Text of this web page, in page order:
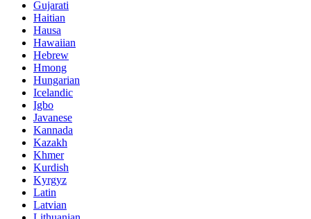
Gujarati
Haitian
Hausa
Hawaiian
Hebrew
Hmong
Hungarian
Icelandic
Igbo
Javanese
Kannada
Kazakh
Khmer
Kurdish
Kyrgyz
Latin
Latvian